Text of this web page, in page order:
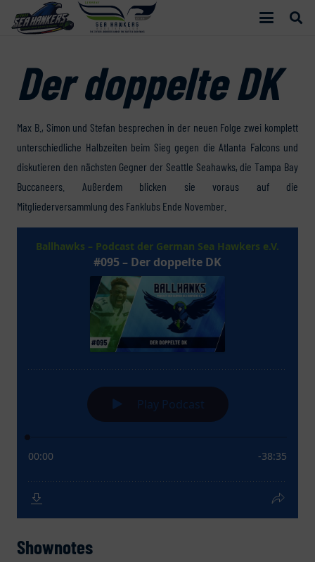
Der doppelte DK
Max B., Simon und Stefan besprechen in der neuen Folge zwei komplett
unterschiedliche Halbzeiten beim Sieg gegen die Atlanta Falcons und
diskutieren den nächsten Gegner der Seattle Seahawks, die Tampa Bay
Buccaneers. Außerdem blicken sie voraus auf die
Mitgliederversammlung des Fanklubs Ende November.
Shownotes